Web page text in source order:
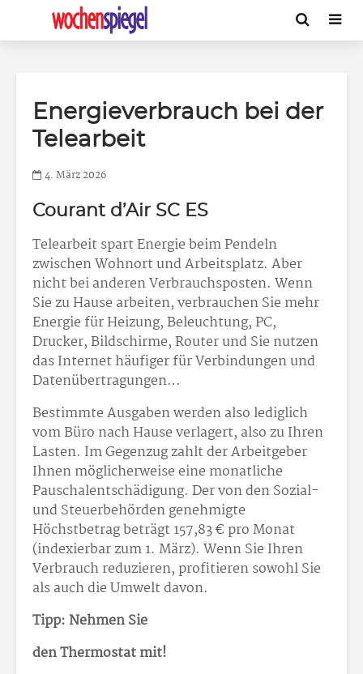
Energieverbrauch bei der
Telearbeit
4. März 2026
Courant d’Air SC ES
Telearbeit spart Energie beim Pendeln
zwischen Wohnort und Arbeitsplatz. Aber
nicht bei anderen Verbrauchsposten. Wenn
Sie zu Hause arbeiten, verbrauchen Sie mehr
Energie für Heizung, Beleuchtung, PC,
Drucker, Bildschirme, Router und Sie nutzen
das Internet häufiger für Verbindungen und
Datenübertragungen…
Bestimmte Ausgaben werden also lediglich
vom Büro nach Hause verlagert, also zu Ihren
Lasten. Im Gegenzug zahlt der Arbeitgeber
Ihnen möglicherweise eine monatliche
Pauschalentschädigung. Der von den Sozial-
und Steuerbehörden genehmigte
Höchstbetrag beträgt 157,83 € pro Monat
(indexierbar zum 1. März). Wenn Sie Ihren
Verbrauch reduzieren, profitieren sowohl Sie
als auch die Umwelt davon.
Tipp: Nehmen Sie
den Thermostat mit!